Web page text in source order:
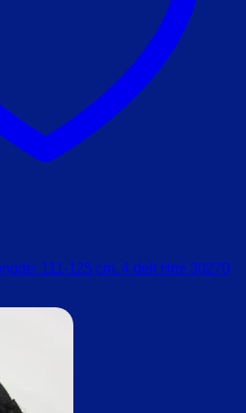
111-125 cm. 4 delt Hmi 30270